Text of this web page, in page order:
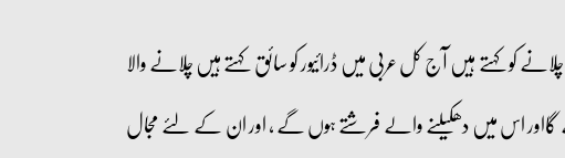
کو کہتے ہیں آج کل عربی میں ڈرائیور کو سائق کہتے ہیں چلانے والا
گااور اس میں دھکیلنے والے فرشتے ہوں گے ، اور ان کے لئے مجال